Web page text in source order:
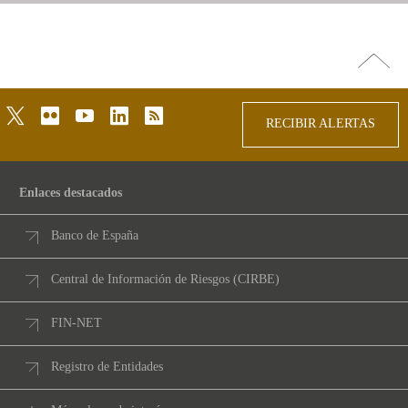
arriba
twitterflickr youtubelinkedinrss
RECIBIR ALERTAS
Enlaces destacados
Banco de España
Central de Información de Riesgos (CIRBE)
FIN-NET
Registro de Entidades